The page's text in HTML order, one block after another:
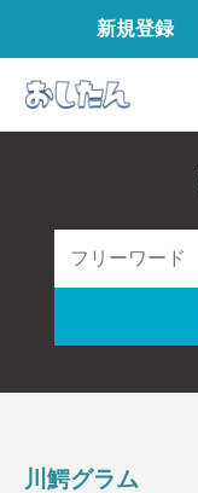
新規登録
配信内容
川鰐グラム